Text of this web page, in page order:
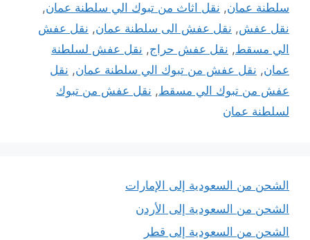
سلطنة عمان, نقل اثاث من تبوك الي سلطنة عمان,
نقل عفش, نقل عفش الى سلطنة عمان, نقل عفش
الي مسقط, نقل عفش حراج, نقل عفش لسلطنة
عمان, نقل عفش من تبوك الي سلطنة عمان, نقل
عفش من تبوك الي مسقط, نقل عفش من تبوك
لسلطنة عمان
الشحن من السعودية إلى الإمارات
الشحن من السعودية إلى الأردن
الشحن من السعودية إلى قطر